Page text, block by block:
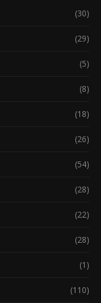
(30)
(29)
(5)
(8)
(18)
(26)
(54)
(28)
(22)
(28)
(1)
(110)